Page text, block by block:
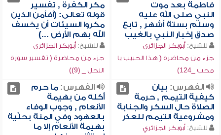
فاطمة بعد موت
النبي صلى الله عليه
وسلم بستة أشهر , تابع
صدق إخبار النبي بالغيب
للشيخ: أبوبكر الجزائري
جزء من محاضرة ( هذا الحبيب يا
محب _124)
مكر الكفرة , تفسير
قوله تعالى: (أفأمن الذين
مكروا السيئات أن يخسف
الله بهم الأرض ...)
للشيخ: أبوبكر الجزائري
جزء من محاضرة ( تفسير سورة
النحل _ (9))
الفهرس: بيان
كيفية التيمم , حرمة
الصلاة حال السكر والجنابة
ومشروعية التيمم للعذر
للشيخ: أبوبكر الجزائري
الفهرس:ما حرم
أكله من بهيمة
الأنعام , وجوب الوفاء
بالعهود وفي المنة بحلِّية
بهيمة الأنعام إلا ما